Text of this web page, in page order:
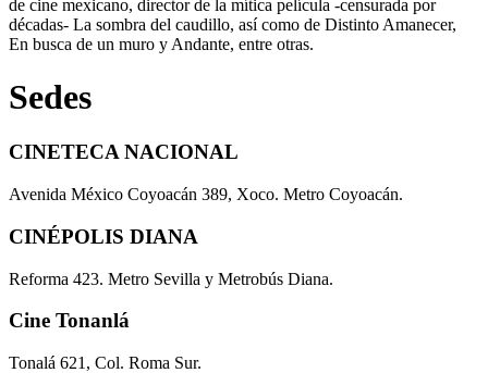
de cine mexicano, director de la mítica película -censurada por
décadas- La sombra del caudillo, así como de Distinto Amanecer,
En busca de un muro y Andante, entre otras.
Sedes
CINETECA NACIONAL
Avenida México Coyoacán 389, Xoco. Metro Coyoacán.
CINÉPOLIS DIANA
Reforma 423. Metro Sevilla y Metrobús Diana.
Cine Tonanlá
Tonalá 621, Col. Roma Sur.